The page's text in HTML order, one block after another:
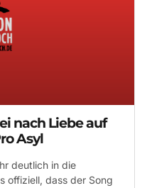
nach Liebe auf
Asyl
deutlich in die
offiziell, dass der Song